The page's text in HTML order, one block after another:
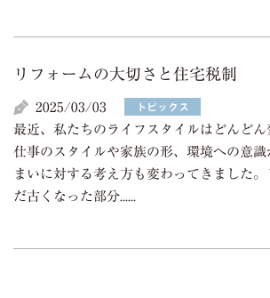
リフォームの大切さと住宅税制
2025/03/03 トピックス
最近、私たちのライフスタイルはどんどん
仕事のスタイルや家族の形、環境への意
まいに対する考え方も変わってきました
だ古くなった部分......